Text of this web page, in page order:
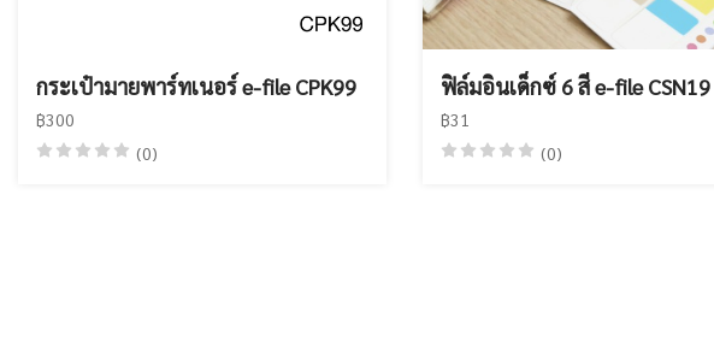
กระเป๋ามายพาร์ทเนอร์ e-file CPK99
฿300
(0)
ฟิล์มอินเด็กซ์ 6 สี e-file CSN19
฿31
(0)